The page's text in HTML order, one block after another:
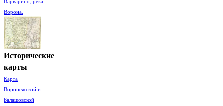
Варварино, река
Ворона.
Исторические
карты
Карта
Воронежской и
Балашовской